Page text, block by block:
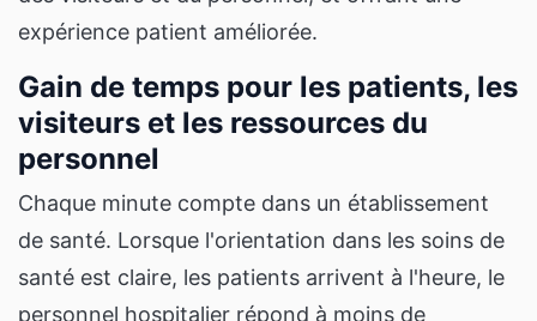
expérience patient améliorée.
Gain de temps pour les patients, les
visiteurs et les ressources du
personnel
Chaque minute compte dans un établissement
de santé. Lorsque l'orientation dans les soins de
santé est claire, les patients arrivent à l'heure, le
personnel hospitalier répond à moins de